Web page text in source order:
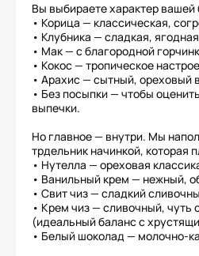
Вы выбираете характер вашей
• Корица — классическая,
• Клубника — сладкая,
• Мак — с благородной
• Кокос — тропическое
• Арахис — сытный, ореховый
• Без посыпки — чтобы
выпечки.
Но главное — внутри. Мы
трдельник начинкой, которая
• Нутелла — ореховая
• Ванильный крем — нежный,
• Свит чиз — сладкий
• Крем чиз — сливочный, чуть
(идеальный баланс с
• Белый шоколад — молочно-